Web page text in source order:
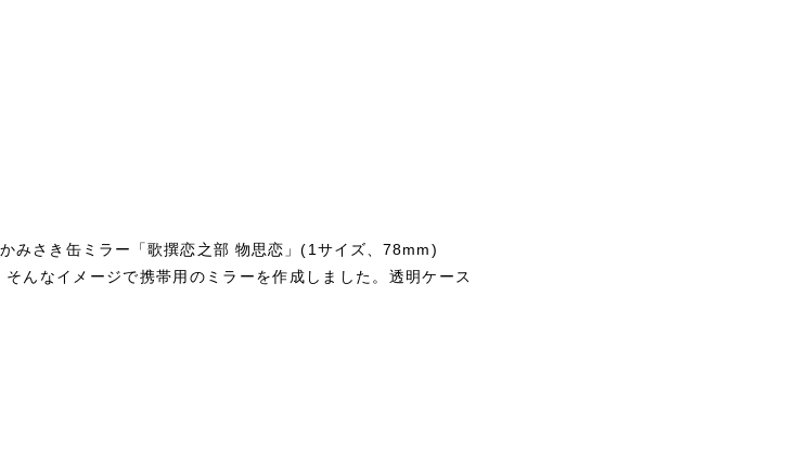
みさき缶ミラー「歌撰恋之部 物思恋」(1サイズ、78mm)
んなイメージで携帯用のミラーを作成しました。透明ケース